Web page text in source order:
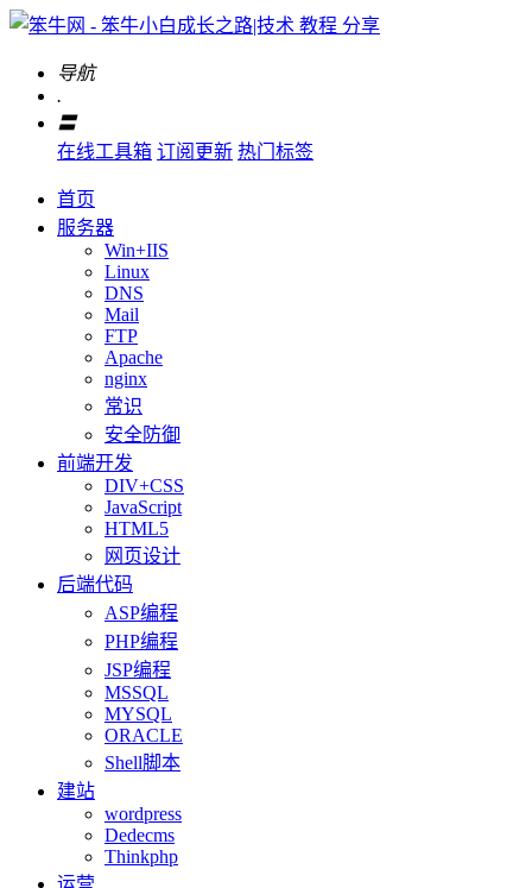
导航
.
〓
在线工具箱 订阅更新 热门标签
首页
服务器
Win+IIS
Linux
DNS
Mail
FTP
Apache
nginx
常识
安全防御
前端开发
DIV+CSS
JavaScript
HTML5
网页设计
后端代码
ASP编程
PHP编程
JSP编程
MSSQL
MYSQL
ORACLE
Shell脚本
建站
wordpress
Dedecms
Thinkphp
运营